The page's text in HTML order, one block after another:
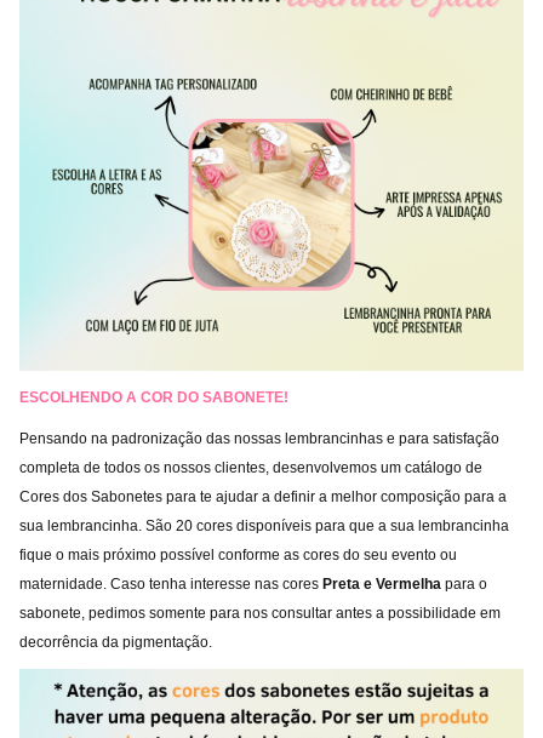
ESCOLHENDO A COR DO SABONETE!
Pensando na padronização das nossas lembrancinhas e para satisfação
completa de todos os nossos clientes, desenvolvemos um catálogo de
Cores dos Sabonetes para te ajudar a definir a melhor composição para a
sua lembrancinha. São 20 cores disponíveis para que a sua lembrancinha
fique o mais próximo possível conforme as cores do seu evento ou
maternidade. Caso tenha interesse nas cores Preta e Vermelha para o
sabonete, pedimos somente para nos consultar antes a possibilidade em
decorrência da pigmentação.